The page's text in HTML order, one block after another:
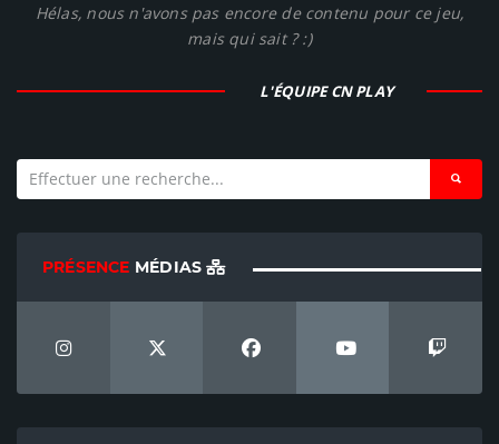
Hélas, nous n'avons pas encore de contenu pour ce jeu,
mais qui sait ? :)
L'ÉQUIPE CN PLAY
PRÉSENCE MÉDIAS